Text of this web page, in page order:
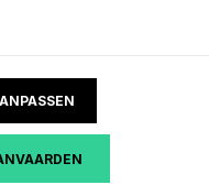
Het is een
monologen van
enscenering
tekst kan ook als